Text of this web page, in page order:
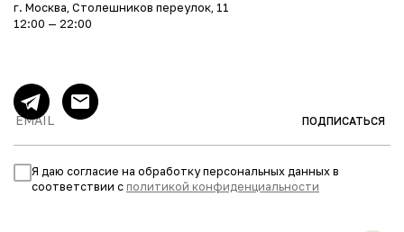
г. Москва, Столешников переулок, 11
12:00 — 22:00
ПОДПИСАТЬСЯ
Я даю согласие на обработку персональных данных в
соответствии с политикой конфиденциальности